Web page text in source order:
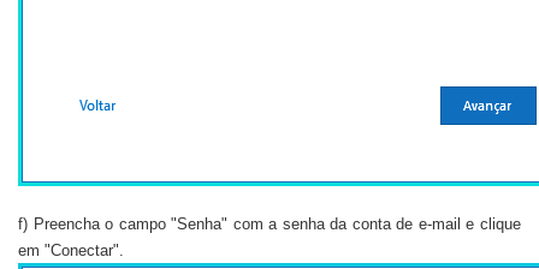
f) Preencha o campo "Senha" com a senha da conta de e-mail e clique
em "Conectar".